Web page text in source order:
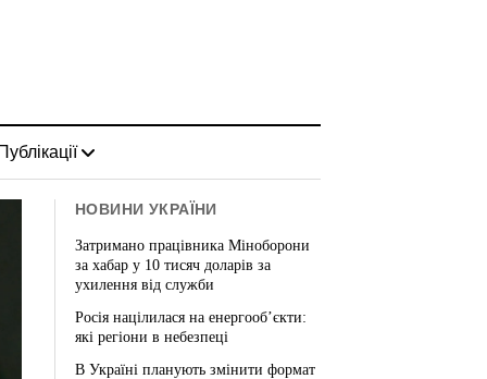
НОВИНИ УКРАЇНИ
Затримано працівника Міноборони
за хабар у 10 тисяч доларів за
ухилення від служби
Росія націлилася на енергооб’єкти:
які регіони в небезпеці
В Україні планують змінити формат